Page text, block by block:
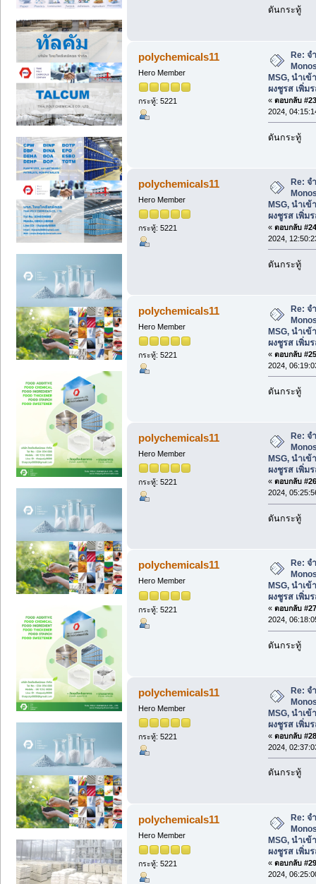
ดันกระทู้
polychemicals11
Hero Member
กระทู้: 5221
Re: จ
MSG, นำเข้
ผงชูรส เพิ่ม
« ตอบกลับ
2024,
ดันกระทู้
polychemicals11
Hero Member
กระทู้: 5221
Re: จ
MSG, นำเข้
ผงชูรส เพิ่ม
« ตอบกลับ
2024,
ดันกระทู้
polychemicals11
Hero Member
กระทู้: 5221
Re: จ
MSG, นำเข้
ผงชูรส เพิ่ม
« ตอบกลับ
2024,
ดันกระทู้
polychemicals11
Hero Member
กระทู้: 5221
Re: จ
MSG, นำเข้
ผงชูรส เพิ่ม
« ตอบกลับ
2024,
ดันกระทู้
polychemicals11
Hero Member
กระทู้: 5221
Re: จ
MSG, นำเข้
ผงชูรส เพิ่ม
« ตอบกลับ
2024,
ดันกระทู้
polychemicals11
Hero Member
กระทู้: 5221
Re: จ
MSG, นำเข้
ผงชูรส เพิ่ม
« ตอบกลับ
2024,
ดันกระทู้
polychemicals11
Hero Member
กระทู้: 5221
Re: จ
MSG, นำเข้
ผงชูรส เพิ่ม
« ตอบกลับ
2024,